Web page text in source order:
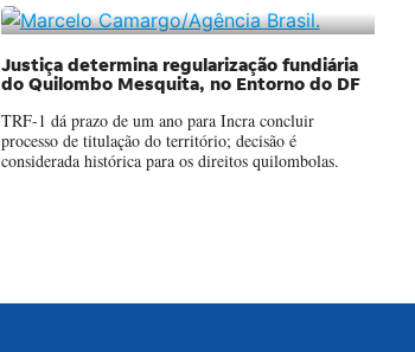
Justiça determina regularização fundiária
do Quilombo Mesquita, no Entorno do DF
TRF-1 dá prazo de um ano para Incra concluir
processo de titulação do território; decisão é
considerada histórica para os direitos quilombolas.